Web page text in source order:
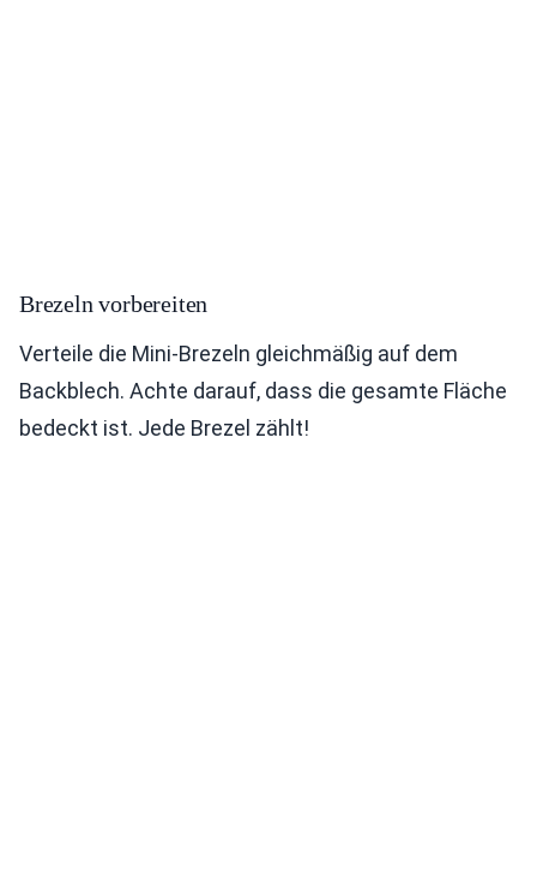
Brezeln vorbereiten
Verteile die Mini-Brezeln gleichmäßig auf dem
Backblech. Achte darauf, dass die gesamte Fläche
bedeckt ist. Jede Brezel zählt!